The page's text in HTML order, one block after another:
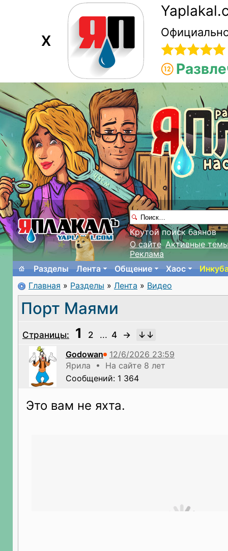
X
Крутой поиск баянов
О сайте Активные
Реклама
Разделы
Лента Общение Хаос
Главная » Разделы » Лента » Видео
Порт Маями
Страницы: 1 2 ... 4
→
Godowan
Ярила • На сайте 8 лет
Сообщений: 1 364
Это вам не яхта.